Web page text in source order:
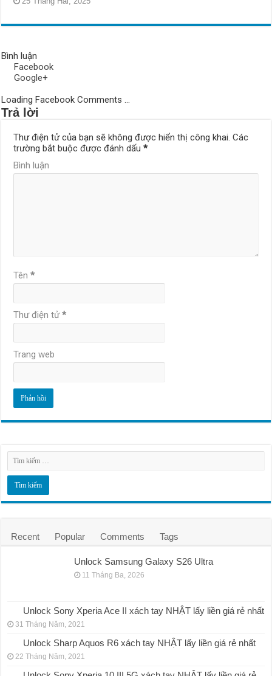
Bình luận
Facebook
Google+
Loading Facebook Comments ...
Trả lời
Thư điện tử của bạn sẽ không được hiển thị công khai. Các
trường bắt buộc được đánh dấu*
Bình luận
Tên*
Thư điện tử*
Trang web
Recent Popular Comments Tags
Unlock Samsung Galaxy S26 Ultra
11 Tháng Ba, 2026
Unlock Sony Xperia Ace II xách tay NHẬT lấy liền giá rẻ nhất
31 Tháng Năm, 2021
Unlock Sharp Aquos R6 xách tay NHẬT lấy liền giá rẻ nhất
22 Tháng Năm, 2021